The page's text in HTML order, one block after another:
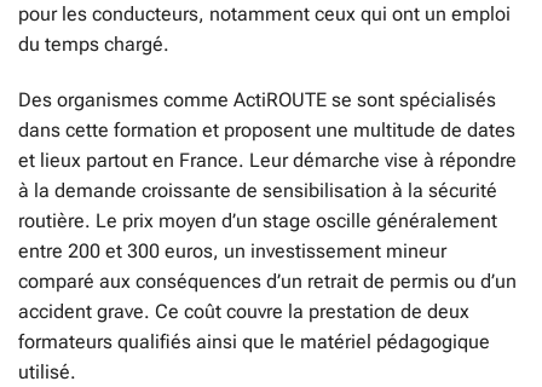
pour les conducteurs, notamment ceux qui ont un emploi
du temps chargé.
Des organismes comme ActiROUTE se sont spécialisés
dans cette formation et proposent une multitude de dates
et lieux partout en France. Leur démarche vise à répondre
à la demande croissante de sensibilisation à la sécurité
routière. Le prix moyen d’un stage oscille généralement
entre 200 et 300 euros, un investissement mineur
comparé aux conséquences d’un retrait de permis ou d’un
accident grave. Ce coût couvre la prestation de deux
formateurs qualifiés ainsi que le matériel pédagogique
utilisé.